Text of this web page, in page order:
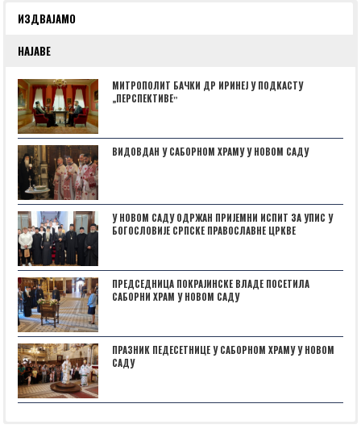
ИЗДВАЈАМО
НАЈАВЕ
МИТРОПОЛИТ БАЧКИ ДР ИРИНЕЈ У ПОДКАСТУ
„ПЕРСПЕКТИВЕˮ
ВИДОВДАН У САБОРНОМ ХРАМУ У НОВОМ САДУ
У НОВОМ САДУ ОДРЖАН ПРИЈЕМНИ ИСПИТ ЗА УПИС У
БОГОСЛОВИЈЕ СРПСКЕ ПРАВОСЛАВНЕ ЦРКВЕ
ПРЕДСЕДНИЦА ПОКРАЈИНСКЕ ВЛАДЕ ПОСЕТИЛА
САБОРНИ ХРАМ У НОВОМ САДУ
ПРАЗНИК ПЕДЕСЕТНИЦЕ У САБОРНОМ ХРАМУ У НОВОМ
САДУ